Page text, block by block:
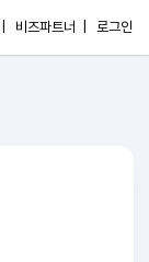
비즈파트너 | 로그인